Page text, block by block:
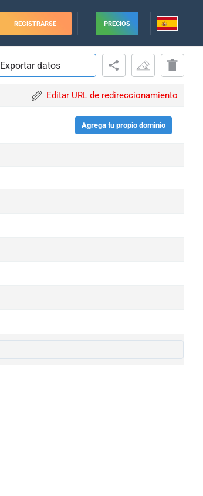
REGISTRARSE PRECIOS
Exportar datos
Editar URL de redireccionamiento
Agrega tu propio dominio